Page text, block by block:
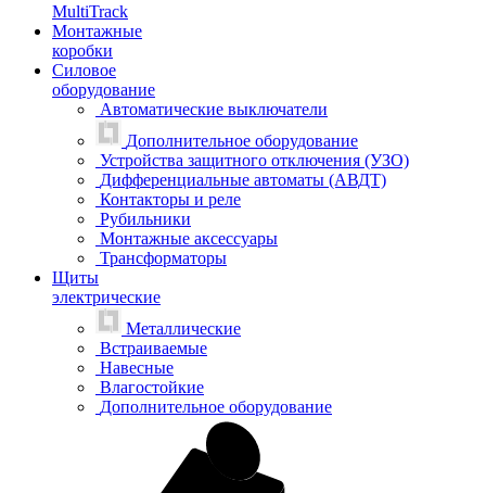
MultiTrack
Монтажные
коробки
Силовое
оборудование
Автоматические выключатели
Дополнительное оборудование
Устройства защитного отключения (УЗО)
Дифференциальные автоматы (АВДТ)
Контакторы и реле
Рубильники
Монтажные аксессуары
Трансформаторы
Щиты
электрические
Металлические
Встраиваемые
Навесные
Влагостойкие
Дополнительное оборудование